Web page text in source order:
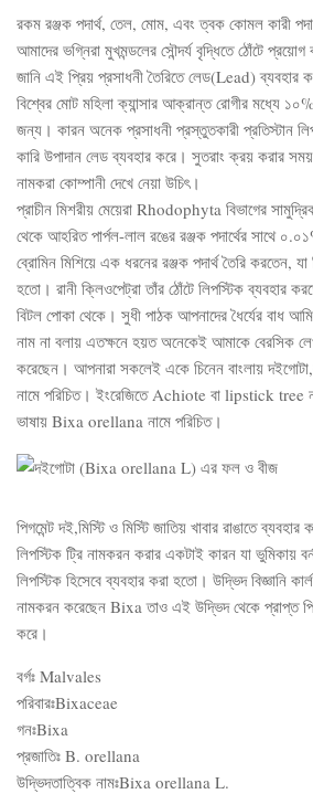
রকম রঞ্জক পদার্থ, তেল, মোম, এবং ত্বক কোমল কারী
আমাদের ভগ্নিরা মুখমন্ডলের সৌন্দর্য বৃদ্ধিতে ঠোঁটে
জানি এই প্রিয় প্রসাধনী তৈরিতে লেড(Lead) ব্যবহার
বিশ্বের মোট মহিলা ক্যান্সার আক্রান্ত রোগীর মধ্যে
জন্য। কারন অনেক প্রসাধনী প্রস্তুতকারী প্রতিস্টান
কারি উপাদান লেড ব্যবহার করে। সুতরাং ক্রয় করার
নামকরা কোম্পানী দেখে নেয়া উচিৎ।
প্রাচীন মিশরীয় মেয়েরা Rhodophyta বিভাগের
থেকে আহরিত পার্পল-লাল রঙের রঞ্জক পদার্থের সাথে
ব্রোমিন মিশিয়ে এক ধরনের রঞ্জক পদার্থ তৈরি করতেন,
হতো। রানী ক্লিওপেট্রা তাঁর ঠোঁটে লিপস্টিক ব্যবহার
বিটল পোকা থেকে। সুধী পাঠক আপনাদের ধৈর্যের বাধ আমি
নাম না বলায় এতক্ষনে হয়ত অনেকেই আমাকে বেরসিক
করেছেন। আপনারা সকলেই একে চিনেন বাংলায়
নামে পরিচিত। ইংরেজিতে Achiote বা lipstick tree
ভাষায় Bixa orellana নামে পরিচিত।
পিগমেন্ট দই,মিস্টি ও মিস্টি জাতিয় খাবার রাঙাতে
লিপস্টিক ট্রি নামকরন করার একটাই কারন যা ভুমিকায়
লিপস্টিক হিসেবে ব্যবহার করা হতো। উদ্ভিদ বিজ্ঞানি
নামকরন করেছেন Bixa তাও এই উদ্ভিদ থেকে প্রাপ্ত
করে।
বর্গঃ Malvales
পরিবারঃBixaceae
গনঃBixa
প্রজাতিঃ B. orellana
উদ্ভিদতাত্বিক নামঃBixa orellana L.